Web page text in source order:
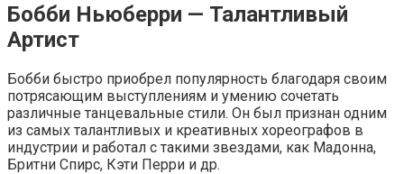
Бобби Ньюберри — Талантливый
Артист
Бобби быстро приобрел популярность благодаря своим
потрясающим выступлениям и умению сочетать
различные танцевальные стили. Он был признан одним
из самых талантливых и креативных хореографов в
индустрии и работал с такими звездами, как Мадонна,
Бритни Спирс, Кэти Перри и др.